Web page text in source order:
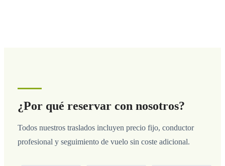
¿Por qué reservar con nosotros?
Todos nuestros traslados incluyen precio fijo, conductor
profesional y seguimiento de vuelo sin coste adicional.